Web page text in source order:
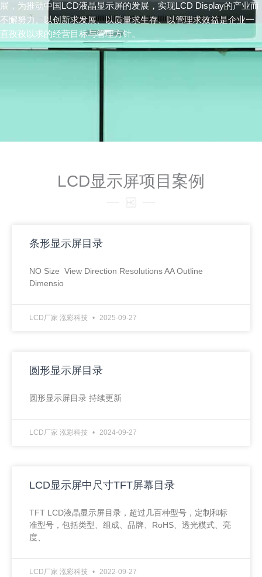
展，为推动中国LCD液晶显示屏的发展，实现LCD Display的产业而
不懈努力。以创新求发展、以质量求生存、以管理求效益是企业一
直孜孜以求的经营目标与管理方针。
LCD显示屏项目案例
条形显示屏目录
NO Size View Direction Resolutions AA Outline
Dimensio
LCD厂家 泓彩科技 2025-09-27
圆形显示屏目录
圆形显示屏目录 持续更新
LCD厂家 泓彩科技 2024-09-27
LCD显示屏中尺寸TFT屏幕目录
TFT LCD液晶显示屏目录，超过几百种型号，定制和标
准型号，包括类型、组成、品牌、RoHS、透光模式、亮
度、
LCD厂家 泓彩科技 2022-09-27